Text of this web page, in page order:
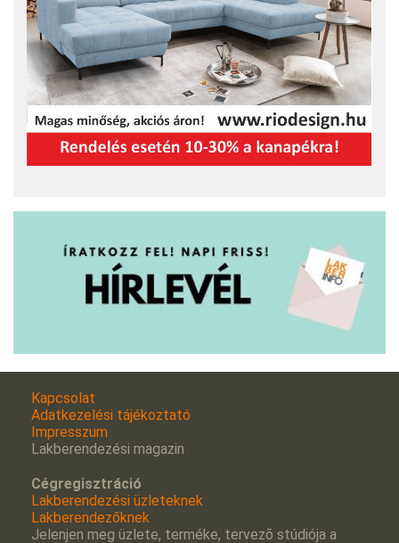
Kapcsolat
Adatkezelési tájékoztató
Impresszum
Lakberendezési magazin
Cégregisztráció
Lakberendezési üzleteknek
Lakberendezőknek
Jelenjen meg üzlete, terméke, tervezõ stúdiója a